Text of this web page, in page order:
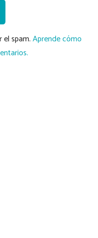
spam.Aprende cómo